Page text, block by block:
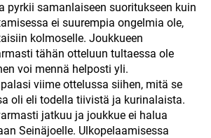
pyrkii samanlaiseen suoritukseen kuin
ei suurempia ongelmia ole,
kolmoselle. Joukkueen
tähän otteluun tultaessa ole
voi mennä helposti yli.
viime ottelussa siihen, mitä se
oli eli todella tiivistä ja kurinalaista.
jatkuu ja joukkue ei halua
Seinäjoelle. Ulkopelaamisessa